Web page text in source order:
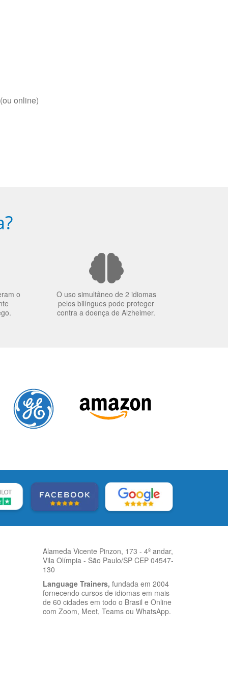
online)
o
O uso simultâneo de 2 idiomas
pelos bilíngues pode proteger
contra a doença de Alzheimer.
Alameda Vicente Pinzon, 173 - 4º andar,
Vila Olímpia - São Paulo/SP CEP 04547-
130
Language Trainers, fundada em 2004
fornecendo cursos de idiomas em mais
de 60 cidades em todo o Brasil e Online
com Zoom, Meet, Teams ou WhatsApp.